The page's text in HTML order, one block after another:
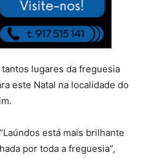
lugares da freguesia
este Natal na localidade do
está mais brilhante
por toda a freguesia”,